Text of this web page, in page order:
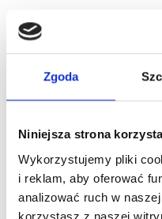
Zgoda
Niniejsza strona
Wykorzystujemy pliki
i reklam, aby oferować
analizować ruch w
korzystasz z naszej